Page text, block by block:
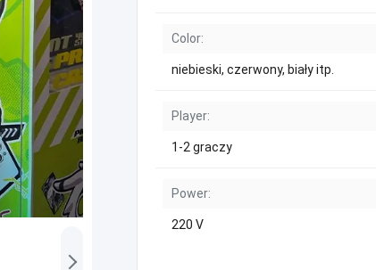
Color:
niebieski, czerwony, biały itp.
Player:
1-2 graczy
Power:
220 V